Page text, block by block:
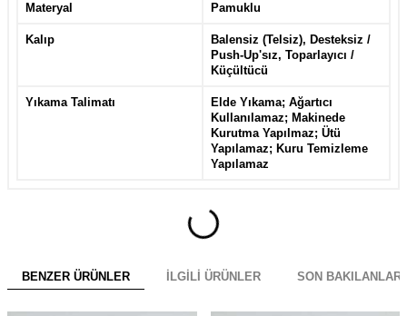
Materyal Pamuklu
Kalıp
Balensiz (Telsiz), Desteksiz /
Push-Up'sız, Toparlayıcı /
Küçültücü
Yıkama Talimatı
Elde Yıkama; Ağartıcı
Kullanılamaz; Makinede
Kurutma Yapılmaz; Ütü
Yapılamaz; Kuru Temizleme
Yapılamaz
BENZER ÜRÜNLER İLGILI ÜRÜNLER SON BAKILANLAR